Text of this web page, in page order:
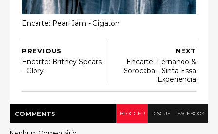
Encarte: Pearl Jam - Gigaton
NEXT
Encarte: Fernando &
Sorocaba - Sinta Essa
Experiência
PREVIOUS
Encarte: Britney Spears
- Glory
COMMENTS BLOGGER DISQUS FACEBOOK